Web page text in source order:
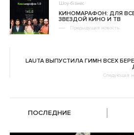
Шоу-бізнес
КИНОМАРАФОН: ДЛЯ
ЗВЕЗДОЙ КИНО И ТВ
Предыдущая новость
LAUTA ВЫПУСТИЛА ГИМН ВСЕХ
Следующая
ПОСЛЕДНИЕ